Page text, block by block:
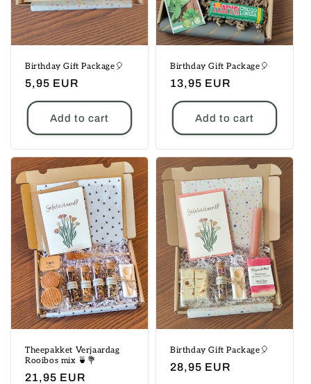
Birthday Gift Package🎈
Regular
price
5,95 EUR
Add to cart
Birthday Gift Package🎈
Regular
price
13,95 EUR
Add to cart
Theepakket Verjaardag
Rooibos mix 🍵💐
Regular
21,95 EUR
Birthday Gift Package🎈
Regular
28,95 EUR